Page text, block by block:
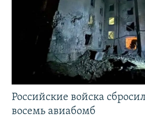
Российские войска
восемь авиабомб